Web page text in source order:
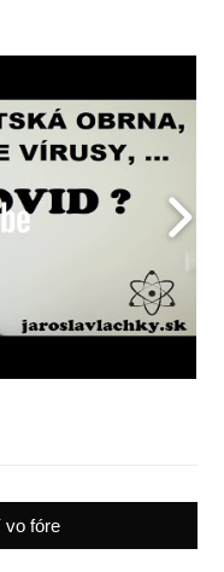
vo fóre